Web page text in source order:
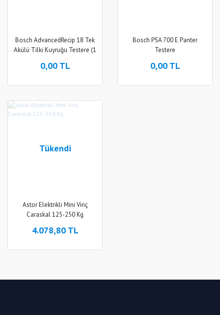
Bosch AdvancedRecip 18 Tek
Akülü Tilki Kuyruğu Testere (1
0,00 TL
Bosch PSA 700 E Panter
Testere
0,00 TL
Tükendi
Astor Elektrikli Mini Vinç
Caraskal 125-250 Kg
4.078,80 TL